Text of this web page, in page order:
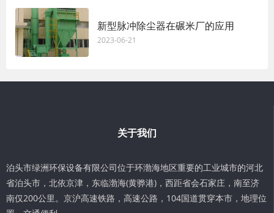
新型脉冲除尘器在碾米厂的应用
2023-06-21
关于我们
泊头市绿洲环保设备有限公司位于环渤海地区重要的工业城市的河北
省泊头市，北依京津，东临渤海(黄骅港)，西距省会石家庄，南至济
南仅200公里。京沪高速铁路，高速公路，104国道贯穿本市，地理位